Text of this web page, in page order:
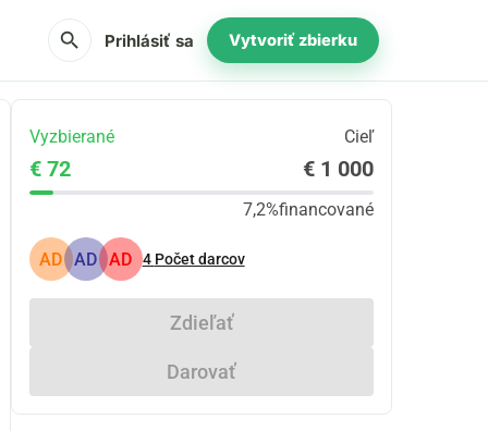
search Prihlásiť sa Vytvoriť zbierku
Vyzbierané Cieľ
€ 72 € 1 000
7,2%financované
AD AD AD 4 Počet darcov
Zdieľať
Darovať